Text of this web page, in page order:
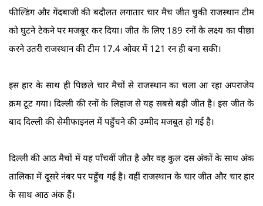
फील्डिंग और गेंदबाजी की बदौलत लगातार चार मैच जीत चुकी राजस्थान टीम
को घुटने टेकने पर मजबूर कर दिया। जीत के लिए 189 रनों के लक्ष्य का पीछा
करने उतरी राजस्थान की टीम 17.4 ओवर में 121 रन ही बना सकी।
इस हार के साथ ही पिछले चार मैचों से राजस्थान का चला आ रहा अपराजेय
क्रम टूट गया। दिल्ली की रनों के लिहाज से यह सबसे बड़ी जीत है। इस जीत के
बाद दिल्ली की सेमीफाइनल में पहुँचने की उम्मीद मजबूत हो गई है।
दिल्ली की आठ मैचों में यह पाँचवीं जीत है और वह कुल दस अंकों के साथ अंक
तालिका में दूसरे नंबर पर पहुँच गई है। वहीं राजस्थान के चार जीत और चार हार
के साथ आठ अंक हैं।